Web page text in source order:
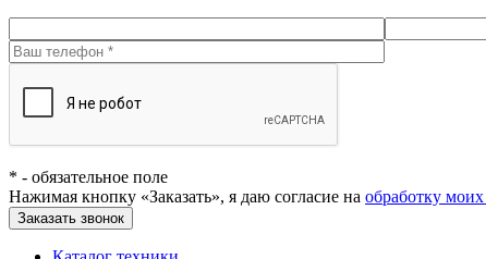
* - обязательное поле
Нажимая кнопку «Заказать», я даю согласие на обработку
Заказать звонок